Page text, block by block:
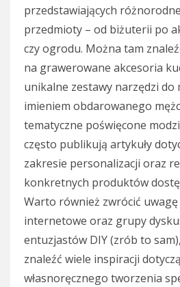
przedstawiających
przedmioty – od biżuterii po
czy ogrodu. Można tam
na grawerowane akcesoria
unikalne zestawy narzędzi do
imieniem obdarowanego
tematyczne poświęcone
często publikują artykuły
zakresie personalizacji oraz
konkretnych produktów
Warto również zwrócić
internetowe oraz grupy
entuzjastów DIY (zrób to
znaleźć wiele inspiracji
własnoręcznego tworzenia